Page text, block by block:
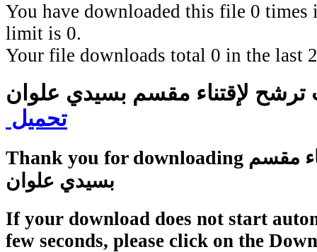
You have downloaded this file 0 times
limit is 0.
Your file downloads total 0 in the last
لإقتناء مقسم بسيدي علوان
تحميل
Thank you for downloading مطلب ترشح لإقتناء مقسم
بسيدي علوان
If your download does not start
few seconds, please click on the